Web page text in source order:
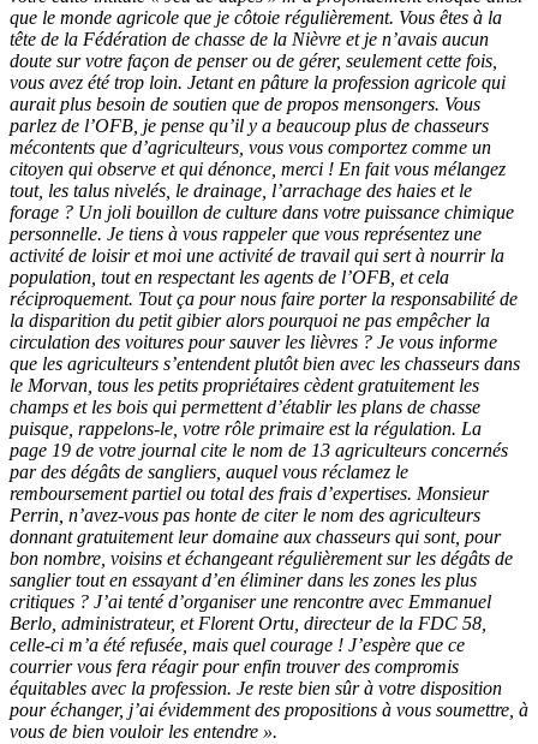
que le monde agricole que je côtoie régulièrement. Vous êtes à la
tête de la Fédération de chasse de la Nièvre et je n’avais aucun
doute sur votre façon de penser ou de gérer, seulement cette fois,
vous avez été trop loin. Jetant en pâture la profession agricole qui
aurait plus besoin de soutien que de propos mensongers. Vous
parlez de l’OFB, je pense qu’il y a beaucoup plus de chasseurs
mécontents que d’agriculteurs, vous vous comportez comme un
citoyen qui observe et qui dénonce, merci ! En fait vous mélangez
tout, les talus nivelés, le drainage, l’arrachage des haies et le
forage ? Un joli bouillon de culture dans votre puissance chimique
personnelle. Je tiens à vous rappeler que vous représentez une
activité de loisir et moi une activité de travail qui sert à nourrir la
population, tout en respectant les agents de l’OFB, et cela
réciproquement. Tout ça pour nous faire porter la responsabilité de
la disparition du petit gibier alors pourquoi ne pas empêcher la
circulation des voitures pour sauver les lièvres ? Je vous informe
que les agriculteurs s’entendent plutôt bien avec les chasseurs dans
le Morvan, tous les petits propriétaires cèdent gratuitement les
champs et les bois qui permettent d’établir les plans de chasse
puisque, rappelons-le, votre rôle primaire est la régulation. La
page 19 de votre journal cite le nom de 13 agriculteurs concernés
par des dégâts de sangliers, auquel vous réclamez le
remboursement partiel ou total des frais d’expertises. Monsieur
Perrin, n’avez-vous pas honte de citer le nom des agriculteurs
donnant gratuitement leur domaine aux chasseurs qui sont, pour
bon nombre, voisins et échangeant régulièrement sur les dégâts de
sanglier tout en essayant d’en éliminer dans les zones les plus
critiques ? J’ai tenté d’organiser une rencontre avec Emmanuel
Berlo, administrateur, et Florent Ortu, directeur de la FDC 58,
celle-ci m’a été refusée, mais quel courage ! J’espère que ce
courrier vous fera réagir pour enfin trouver des compromis
équitables avec la profession. Je reste bien sûr à votre disposition
pour échanger, j’ai évidemment des propositions à vous soumettre, à
vous de bien vouloir les entendre ».